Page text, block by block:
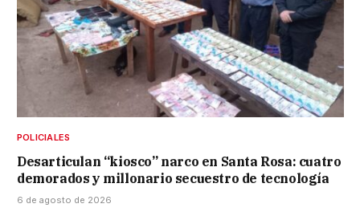
POLICIALES
Desarticulan “kiosco” narco en Santa Rosa: cuatro
demorados y millonario secuestro de tecnología
6 de agosto de 2026